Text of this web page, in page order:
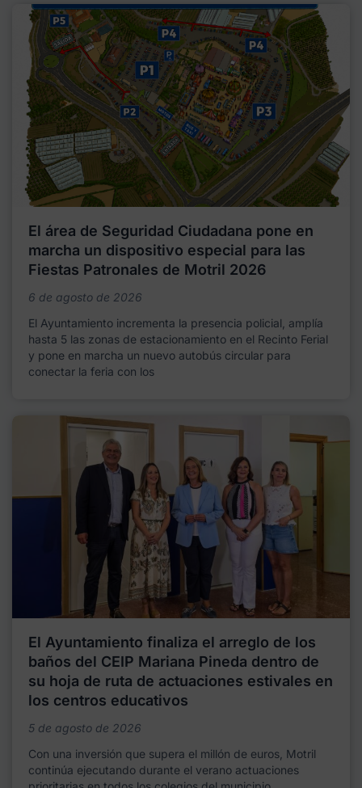
El área de Seguridad Ciudadana pone en
marcha un dispositivo especial para las
Fiestas Patronales de Motril 2026
6 de agosto de 2026
El Ayuntamiento incrementa la presencia policial, amplía
hasta 5 las zonas de estacionamiento en el Recinto Ferial
y pone en marcha un nuevo autobús circular para
conectar la feria con los
El Ayuntamiento finaliza el arreglo de los
baños del CEIP Mariana Pineda dentro de
su hoja de ruta de actuaciones estivales en
los centros educativos
5 de agosto de 2026
Con una inversión que supera el millón de euros, Motril
continúa ejecutando durante el verano actuaciones